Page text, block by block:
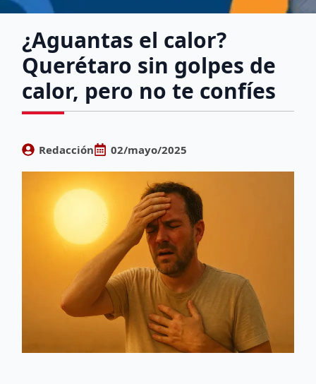
¿Aguantas el calor?
Querétaro sin golpes de
calor, pero no te confíes
Redacción 02/mayo/2025